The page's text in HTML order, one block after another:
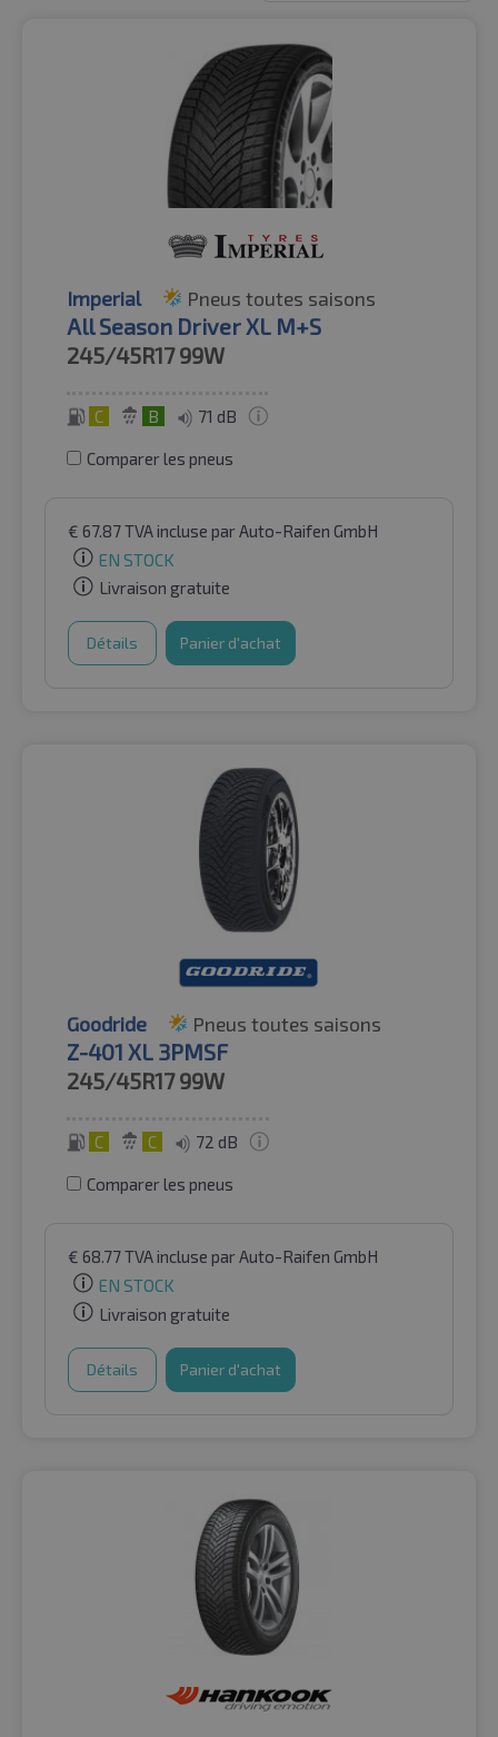
Imperial Pneus toutes saisons
All Season Driver XL M+S
245/45R17 99W
C B 71 dB
Comparer les pneus
€ 67.87TVA incluse par Auto-Raifen GmbH
EN STOCK
Livraison gratuite
Détails Panier d'achat
Goodride Pneus toutes saisons
Z-401 XL 3PMSF
245/45R17 99W
C C 72 dB
Comparer les pneus
€ 68.77TVA incluse par Auto-Raifen GmbH
EN STOCK
Livraison gratuite
Détails Panier d'achat